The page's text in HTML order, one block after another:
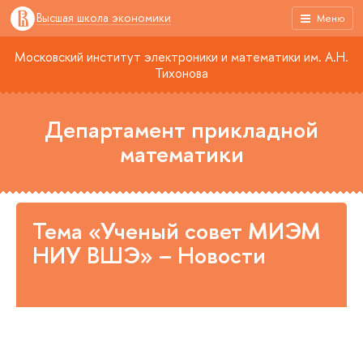
Меню
Высшая школа экономики
Московский институт электроники и математики им. А.Н.
Тихонова
Департамент прикладной
математики
Тема «Ученый совет МИЭМ
НИУ ВШЭ» – Новости